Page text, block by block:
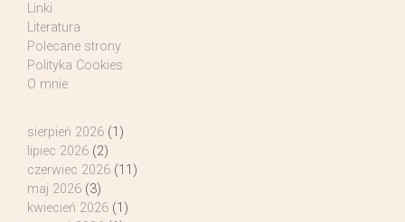
Linki
Literatura
Polecane strony
Polityka Cookies
O mnie
sierpień 2026 (1)
lipiec 2026 (2)
czerwiec 2026 (11)
maj 2026 (3)
kwiecień 2026 (1)